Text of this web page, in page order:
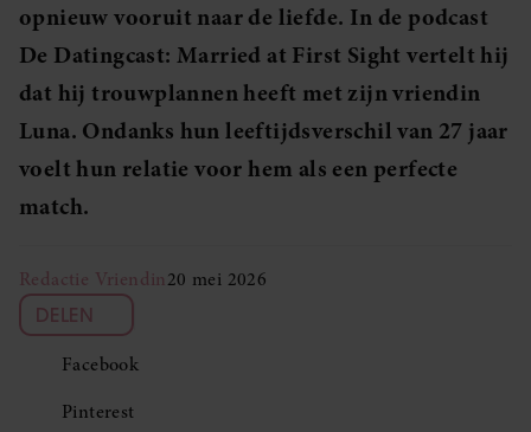
opnieuw vooruit naar de liefde. In de podcast
De Datingcast: Married at First Sight vertelt hij
dat hij trouwplannen heeft met zijn vriendin
Luna. Ondanks hun leeftijdsverschil van 27 jaar
voelt hun relatie voor hem als een perfecte
match.
Redactie Vriendin20 mei 2026
DELEN
Facebook
Pinterest